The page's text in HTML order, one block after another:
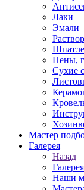
Лаки
Эмали
Пены,
Сухие
Мастер
Галерея
Назад
Галерея
Наши